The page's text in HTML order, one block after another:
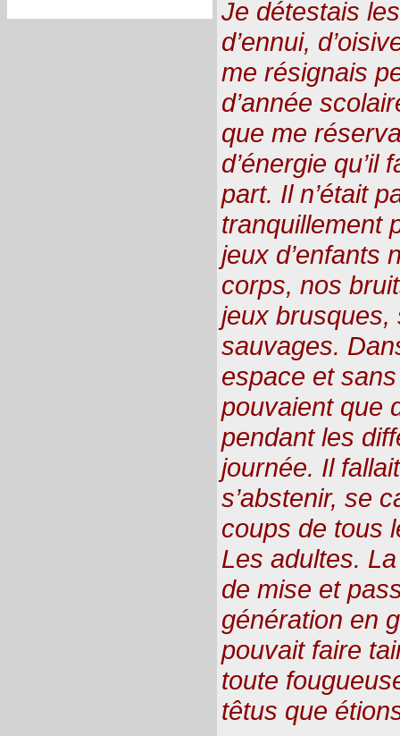
Je détestais
d’ennui,
me résignais
d’année
que me
d’énergie qu’il
part. Il n’était
tranquillement
jeux d’enfants
corps, nos
jeux brusques,
sauvages.
espace et
pouvaient que
pendant les
journée. Il
s’abstenir, se
coups de tous
Les adultes.
de mise et
génération en
pouvait faire
toute
têtus que